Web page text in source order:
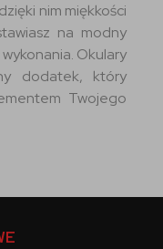
nim miękkości
na modny
Okulary
dodatek, który
Twojego